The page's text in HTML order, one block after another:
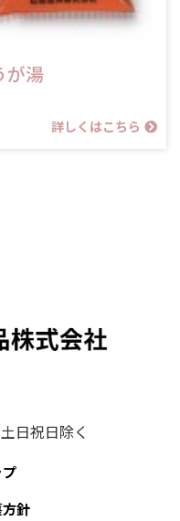
が湯
詳しくはこちら
日祝日除く
針